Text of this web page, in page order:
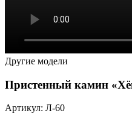
Другие модели
Пристенный камин
Артикул: Л-60